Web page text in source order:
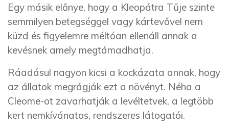
Egy másik előnye, hogy a Kleopátra Tűje szinte
semmilyen betegséggel vagy kártevővel nem
küzd és figyelemre méltóan ellenáll annak a
kevésnek amely megtámadhatja.
Ráadásul nagyon kicsi a kockázata annak, hogy
az állatok megrágják ezt a növényt. Néha a
Cleome-ot zavarhatják a levéltetvek, a legtöbb
kert nemkívánatos, rendszeres látogatói.